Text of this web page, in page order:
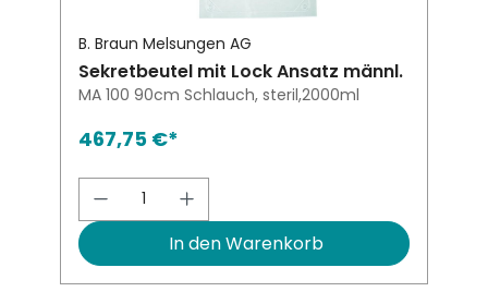
B. Braun Melsungen AG
Sekretbeutel mit Lock Ansatz männl.
MA 100 90cm Schlauch, steril,2000ml
467,75 €*
Produkt Anzahl: Gib den
In den Warenkorb